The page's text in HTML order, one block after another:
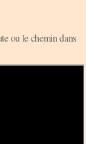
ou le chemin dans